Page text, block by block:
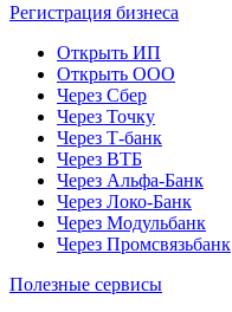
Регистрация бизнеса
Открыть ИП
Открыть ООО
Через Сбер
Через Точку
Через Т-банк
Через ВТБ
Через Альфа-Банк
Через Локо-Банк
Через Модульбанк
Через Промсвязьбанк
Полезные сервисы